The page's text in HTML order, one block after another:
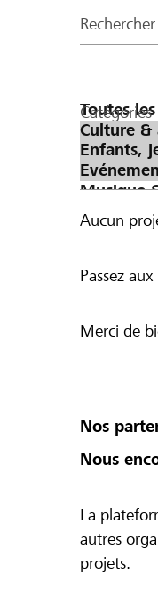
la
Rechercher
Catégories
Aucun
Passez aux
Merci de
Nos
Nous
La
autres
projets.